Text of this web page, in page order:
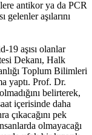
antikor ya da PCR
gelenler aşılarını
19 aşısı olanlar
Dekanı, Halk
Toplum Bilimleri
yaptı. Prof. Dr.
belirterek,
içerisinde daha
çıkacağını pek
olmayacağı